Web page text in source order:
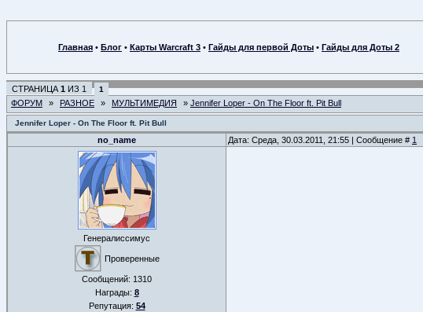
Главная • Блог • Карты Warcraft 3 • Гайды для первой Доты • Гайды для Доты 2
СТРАНИЦА 1 ИЗ 1 1
ФОРУМ » РАЗНОЕ » МУЛЬТИМЕДИЯ » Jennifer Loper - On The Floor ft. Pit Bull
Jennifer Loper - On The Floor ft. Pit Bull
no_name Дата: Среда, 30.03.2011, 21:55 | Сообщение # 1
Генералиссимус
Проверенные
Сообщений: 1310
Награды: 8
Репутация: 54